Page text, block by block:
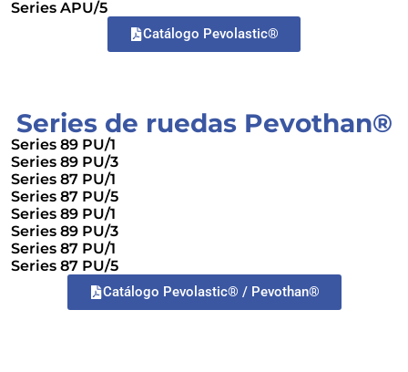
Series APU/5
Catálogo Pevolastic®
Series de ruedas Pevothan®
Series 89 PU/1
Series 89 PU/3
Series 87 PU/1
Series 87 PU/5
Series 89 PU/1
Series 89 PU/3
Series 87 PU/1
Series 87 PU/5
Catálogo Pevolastic® / Pevothan®